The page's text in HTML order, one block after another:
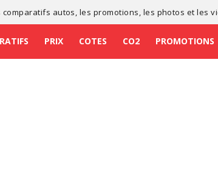
comparatifs autos , les promotions , les photos et les
PRIX COTES CO2 PROMOTIONS